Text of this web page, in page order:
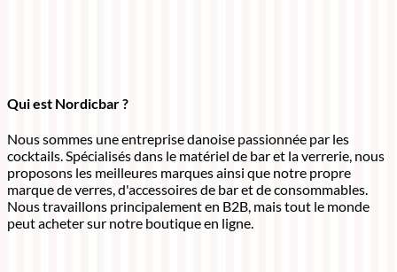
Qui est Nordicbar ?
Nous sommes une entreprise danoise passionnée par les
cocktails. Spécialisés dans le matériel de bar et la verrerie, nous
proposons les meilleures marques ainsi que notre propre
marque de verres, d'accessoires de bar et de consommables.
Nous travaillons principalement en B2B, mais tout le monde
peut acheter sur notre boutique en ligne.